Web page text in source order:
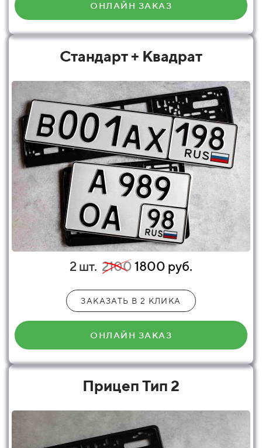
ОНЛАЙН ЗАКАЗ
Стандарт + Квадрат
2 шт. 21001800 руб.
ЗАКАЗАТЬ В 2 КЛИКА
ОНЛАЙН ЗАКАЗ
Прицеп Тип 2